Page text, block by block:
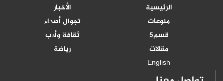
الرئيسية
الأخبار
منوعات
تجوال أصداء
قسم5
ثقافة وأدب
مقالات
رياضة
English